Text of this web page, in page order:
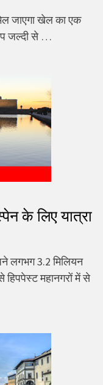
जाएगा खेल का एक
जल्दी से …
के लिए यात्रा
लगभग 3.2 मिलियन
महानगरों में से